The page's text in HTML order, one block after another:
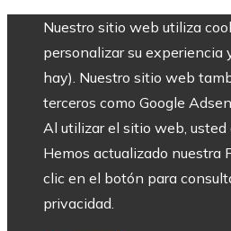
Nuestro sitio web utiliza
personalizar su experiencia
hay). Nuestro sitio web
terceros como Google
Al utilizar el sitio web, usted
Hemos actualizado nuestra
clic en el botón para
privacidad.